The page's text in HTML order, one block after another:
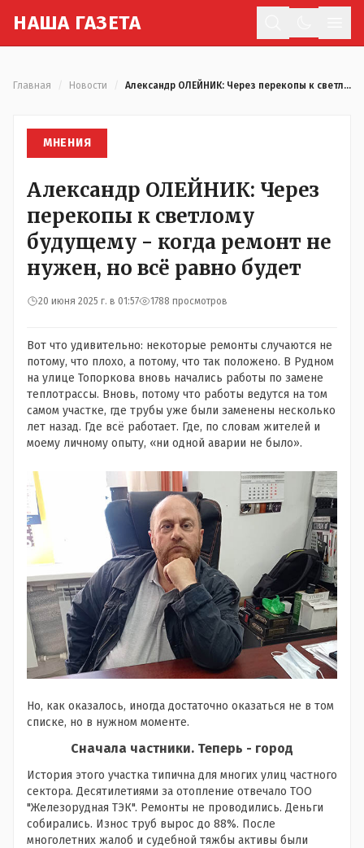
НАША ГАЗЕТА
Главная Новости Александр ОЛЕЙНИК: Через перекопы к светлому будущему - когда ремонт не нужен, но всё равно будет
МНЕНИЯ
Александр ОЛЕЙНИК: Через
перекопы к светлому
будущему - когда ремонт не
нужен, но всё равно будет
20 июня 2025 г. в 01:57 1788 просмотров
Вот что удивительно: некоторые ремонты случаются не
потому, что плохо, а потому, что так положено. В Рудном
на улице Топоркова вновь начались работы по замене
теплотрассы. Вновь, потому что работы ведутся на том
самом участке, где трубы уже были заменены несколько
лет назад. Где всё работает. Где, по словам жителей и
моему личному опыту, «ни одной аварии не было».
Но, как оказалось, иногда достаточно оказаться не в том
списке, но в нужном моменте.
Сначала частники. Теперь - город
История этого участка типична для многих улиц частного
сектора. Десятилетиями за отопление отвечало ТОО
"Железорудная ТЭК". Ремонты не проводились. Деньги
собирались. Износ труб вырос до 88%. После
многолетних жалоб и судебной тяжбы активы были